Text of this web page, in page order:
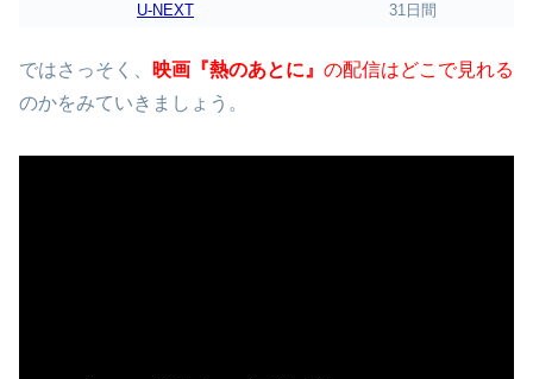
U-NEXT
31日間
ではさっそく、 映画『熱のあとに』 の配信はどこで見れる
のかをみていきましょう。